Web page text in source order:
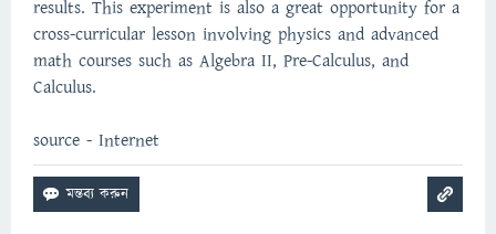
results. This experiment is also a great opportunity for a
cross-curricular lesson involving physics and advanced
math courses such as Algebra II, Pre-Calculus, and
Calculus.
source - Internet